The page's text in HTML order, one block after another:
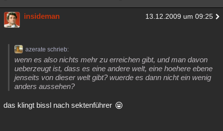
insideman 13.12.2009 um 09:25
azerate schrieb:
wenn es also nichts mehr zu erreichen gibt, und man davon
ueberzeugt ist, dass es eine andere welt, eine hoehere ebene
jenseits von dieser welt gibt? wuerde es dann nicht ein wenig
anders aussehen?
das klingt bissl nach sektenführer